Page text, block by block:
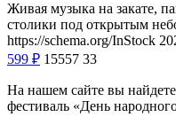
Живая музыка на закате,
столики под открытым
https://schema.org/InStock
599 ₽ 15557 33
На нашем сайте вы
фестиваль «День